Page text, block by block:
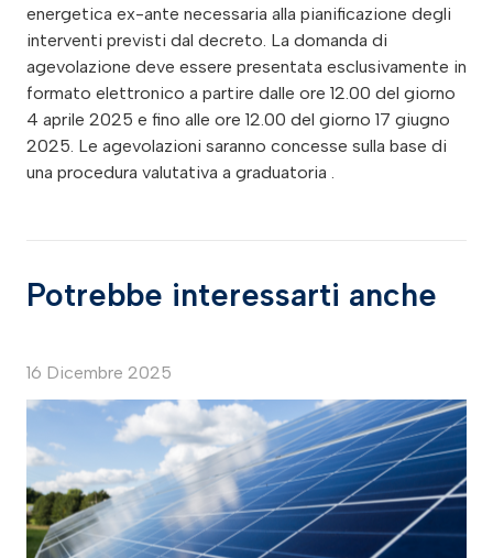
energetica ex-ante necessaria alla pianificazione degli
interventi previsti dal decreto. La domanda di
agevolazione deve essere presentata esclusivamente in
formato elettronico a partire dalle ore 12.00 del giorno
4 aprile 2025 e fino alle ore 12.00 del giorno 17 giugno
2025. Le agevolazioni saranno concesse sulla base di
una procedura valutativa a graduatoria .
Potrebbe interessarti anche
16 Dicembre 2025